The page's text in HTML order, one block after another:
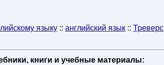
языку :: английский язык :: Треверс
книги и учебные материалы: